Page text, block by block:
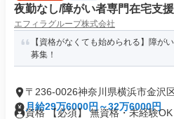
夜勤なし/障がい者専門在宅支
エフィラグループ株式会社
【資格がなくても始められる】障が
募集！
〒236-0026神奈川県横浜市金沢
月給29万6000円～32万6000円
資格 【必須】 無資格・未経験